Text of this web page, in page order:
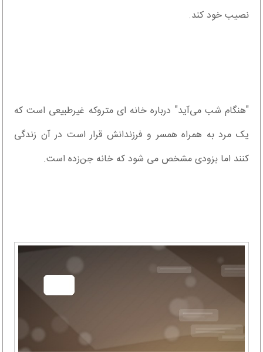
نصیب خود کند.
"هنگام شب می‌آید" درباره خانه ای متروکه غیرطبیعی است که
یک مرد به همراه همسر و فرزندانش قرار است در آن زندگی
کنند اما بزودی مشخص می شود که خانه جن‌زده است.